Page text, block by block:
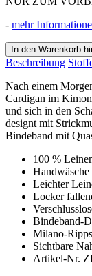
- mehr
In den Warenkorb
Beschreibung
Nach einem
Cardigan im
und sich in den
designt mit
Bindeband mit
100 %
Handwäsche
Leichter
Locker
Bindeband-
Milano-
Sichtbare
Artikel-Nr.